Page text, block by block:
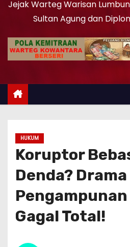
Jejak Warteg Warisan
Sultan Agung dan
HUKUM
Koruptor
Denda? Drama
Gagal Total!